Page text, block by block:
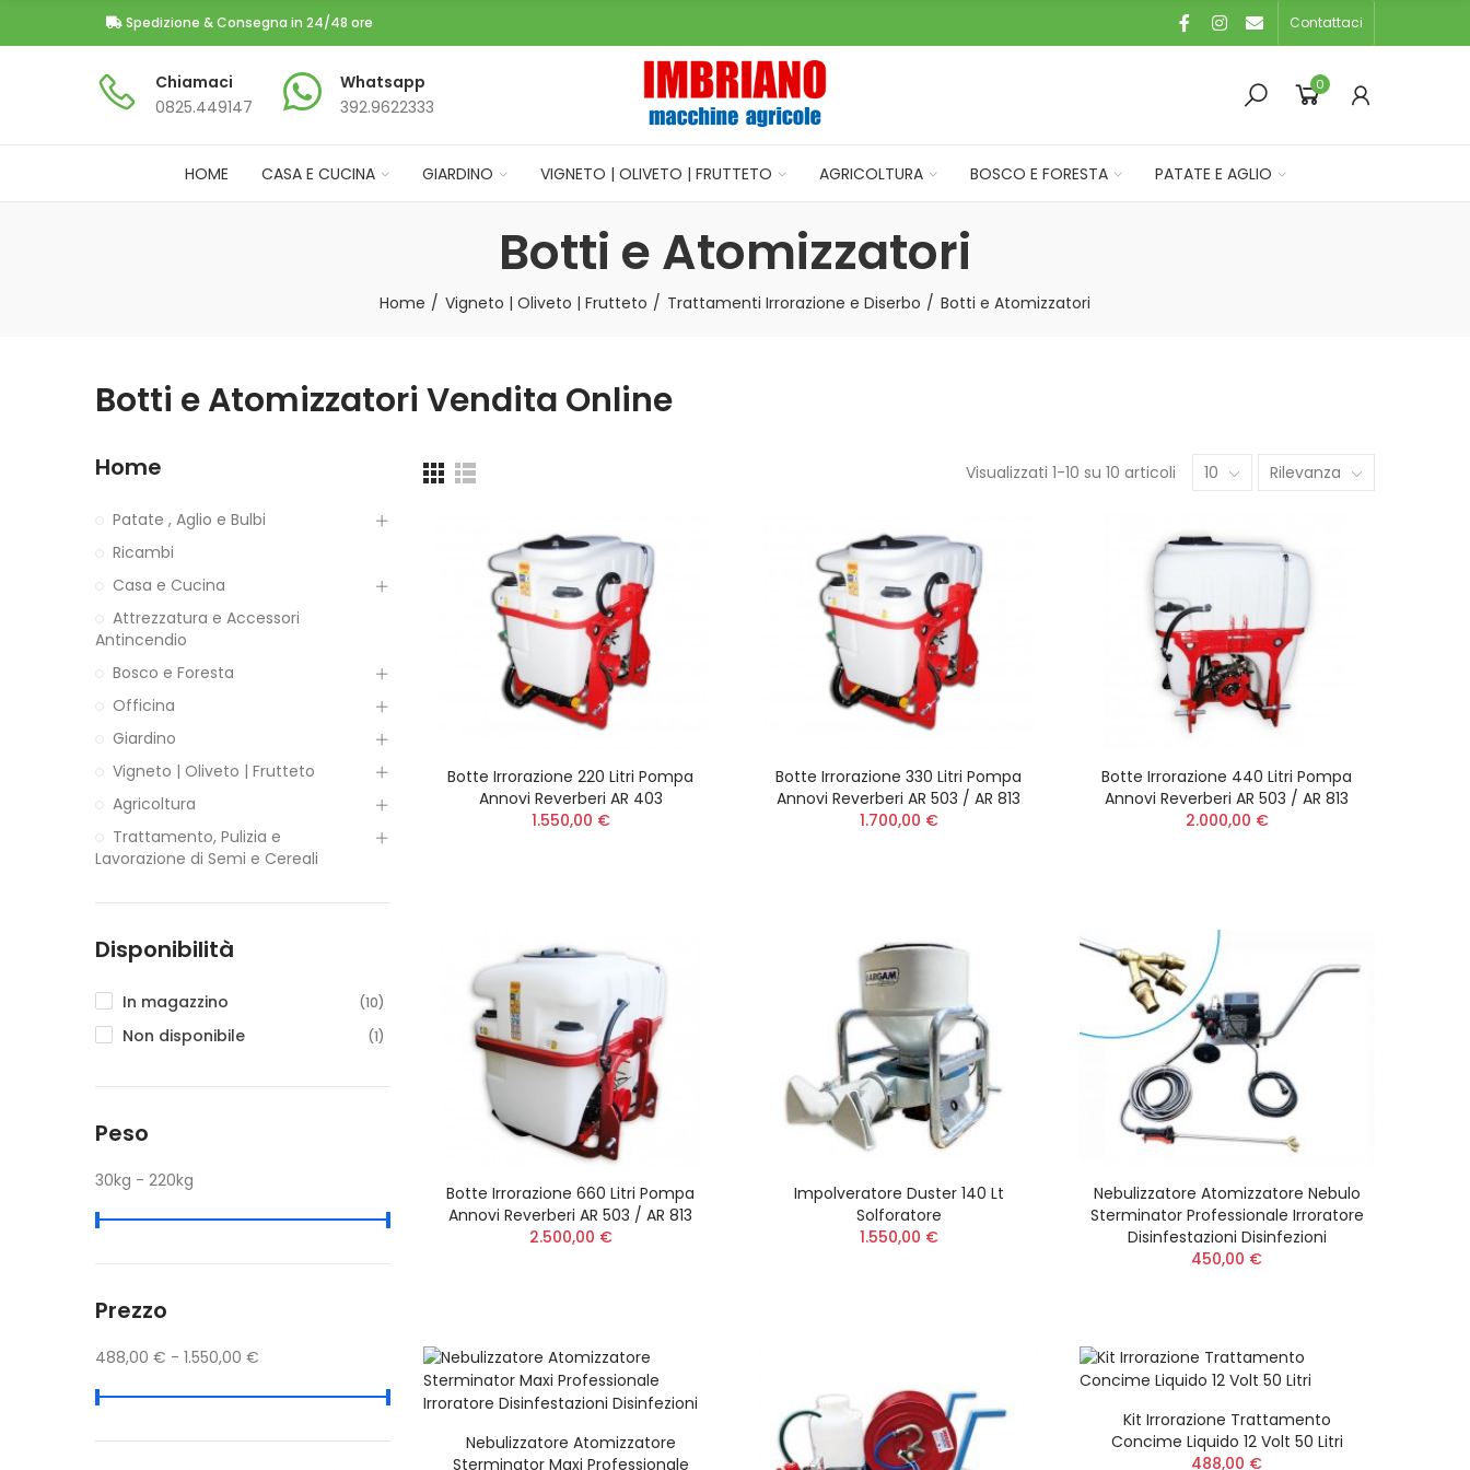
Spedizione & Consegna in 24/48 ore Contattaci
Chiamaci
0825.449147​
Whatsapp
392.9622333
0
HOME CASA E CUCINA GIARDINO VIGNETO | OLIVETO | FRUTTETO AGRICOLTURA BOSCO E FORESTA PATATE E AGLIO
Botti e Atomizzatori
Home Vigneto | Oliveto | Frutteto Trattamenti Irrorazione e Diserbo Botti e Atomizzatori
Botti e Atomizzatori Vendita Online
Visualizzati 1-10 su 10 articoli 10 Rilevanza
Botte Irrorazione 220 Litri Pompa
Annovi Reverberi AR 403
1.550,00 €
Botte Irrorazione 330 Litri Pompa
Annovi Reverberi AR 503 / AR 813
1.700,00 €
Botte Irrorazione 440 Litri Pompa
Annovi Reverberi AR 503 / AR 813
2.000,00 €
Botte Irrorazione 660 Litri Pompa
Annovi Reverberi AR 503 / AR 813
2.500,00 €
Impolveratore Duster 140 Lt
Solforatore
1.550,00 €
Nebulizzatore Atomizzatore Nebulo
Sterminator Professionale Irroratore
Disinfestazioni Disinfezioni
450,00 €
Nebulizzatore Atomizzatore
Sterminator Maxi Professionale
Kit Irrorazione Trattamento
Concime Liquido 12 Volt 50 Litri
488,00 €
Home
Patate , Aglio e Bulbi
Ricambi
Casa e Cucina
Attrezzatura e Accessori
Antincendio
Bosco e Foresta
Officina
Giardino
Vigneto | Oliveto | Frutteto
Agricoltura
Trattamento, Pulizia e
Lavorazione di Semi e Cereali
Disponibilità
In magazzino (10)
Non disponibile (1)
Peso
30kg - 220kg
Prezzo
488,00 € - 1.550,00 €